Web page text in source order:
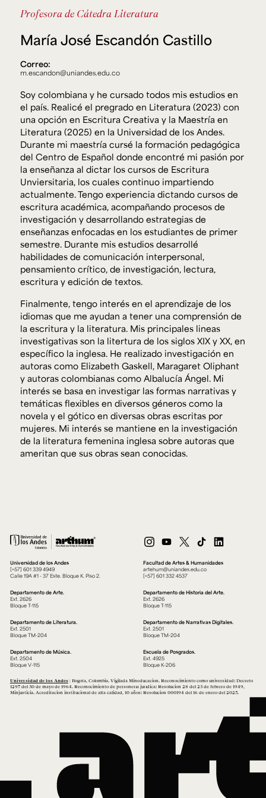
Universidad de los Andes | Vigilada Mineducación.
Reconocimiento como universidad: Decreto 1297 del 30
de mayo de 1964. Reconocimiento de personería jurídica:
Resolución 28 del 23 de febrero de 1949, Minjusticia.
Acreditación institucional de alta calidad, 10 años:
Resolución 000194 del 16 de enero del 2025.
Posgrados
Educación
Ext. 4795
María José Escandón Castillo
Profesora de Cátedra Literatura
Correo:
m.escandon@uniandes.edu.co
Soy colombiana y he cursado todos mis estudios en
el país. Realicé el pregrado en Literatura (2023) con
una opción en Escritura Creativa y la Maestría en
Literatura (2025) en la Universidad de los Andes.
Durante mi maestría cursé la formación pedagógica
del Centro de Español donde encontré mi pasión por
la enseñanza al dictar los cursos de Escritura
Unviersitaria, los cuales continuo impartiendo
actualmente. Tengo experiencia dictando cursos de
escritura académica, acompañando procesos de
investigación y desarrollando estrategias de
enseñanzas enfocadas en los estudiantes de primer
semestre. Durante mis estudios desarrollé
habilidades de comunicación interpersonal,
pensamiento crítico, de investigación, lectura,
escritura y edición de textos.
Finalmente, tengo interés en el aprendizaje de los
idiomas que me ayudan a tener una comprensión de
la escritura y la literatura. Mis principales lineas
investigativas son la litertura de los siglos XIX y XX, en
específico la inglesa. He realizado investigación en
autoras como Elizabeth Gaskell, Maragaret Oliphant
y autoras colombianas como Albalucía Ángel. Mi
interés se basa en investigar las formas narrativas y
temáticas flexibles en diversos géneros como la
novela y el gótico en diversas obras escritas por
mujeres. Mi interés se mantiene en la investigación
de la literatura femenina inglesa sobre autoras que
ameritan que sus obras sean conocidas.
Universidad de los Andes
[+57] 601 339 4949
Calle 19A #1 - 37 Este. Bloque K. Piso 2.
Facultad de Artes & Humanidades
artehum@uniandes.edu.co
[+57] 601 332 4537
Departamento de Arte.
Ext. 2626
Bloque T-115
Departamento de Historia del Arte.
Ext. 2626
Bloque T-115
Departamento de Literatura.
Ext. 2501
Bloque TM-204
Departamento de Narrativas Digitales.
Ext. 2501
Bloque TM-204
Departamento de Música.
Ext. 2504
Bloque V-115
Escuela de Posgrados.
Ext. 4925
Bloque K-206
Universidad de los Andes| Bogotá, Colombia. Vigilada Mineducación. Reconocimiento como universidad: Decreto
1297 del 30 de mayo de 1964. Reconocimiento de personería jurídica: Resolución 28 del 23 de febrero de 1949,
Minjusticia. Acreditación institucional de alta calidad, 10 años: Resolución 000194 del 16 de enero del 2025.